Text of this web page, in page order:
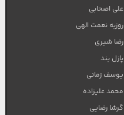
علی اصحابی
روزبه نعمت الهی
رضا شیری
پازل بند
یوسف زمانی
محمد علیزاده
گرشا رضایی